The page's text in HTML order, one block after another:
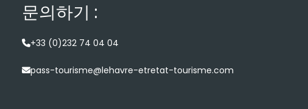
문의하기 :
+33 (0)232 74 04 04
pass-tourisme@lehavre-etretat-tourisme.com